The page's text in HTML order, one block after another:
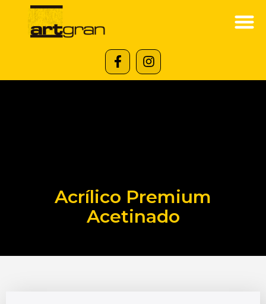
Acrílico Premium
Acetinado